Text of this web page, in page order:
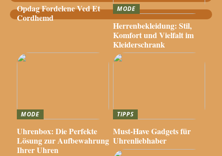
Opdag Fordelene Ved Et
Cordhemd
MODE
Herrenbekleidung: Stil,
Komfort und Vielfalt im
Kleiderschrank
MODE
Uhrenbox: Die Perfekte
Lösung zur Aufbewahrung
Ihrer Uhren
TIPPS
Must-Have Gadgets für
Uhrenliebhaber